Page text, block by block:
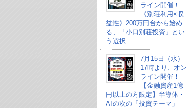
ライン開催！
《別荘利用×収
益性》200万円台から始め
る、「小口別荘投資」とい
う選択
7月15日（水）
17時より、オン
ライン開催！
【金融資産1億
円以上の方限定】半導体・
AIの次の「投資テーマ」